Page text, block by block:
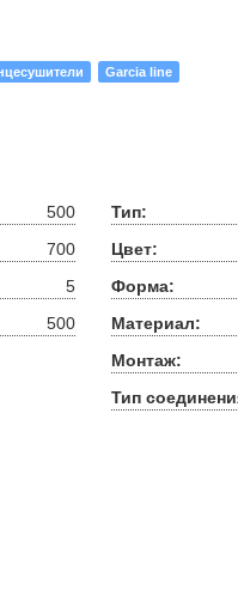
Garcia line
500
700
5
500
Тип:
Цвет:
Форма:
Материал:
Монтаж:
Тип